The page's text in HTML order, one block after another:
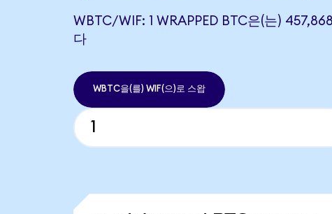
WBTC/WIF: 1 WRAPPED BTC은(는)
다
WBTC을(를) WIF(으)로 스왑